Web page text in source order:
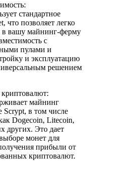
стандартное
что позволяет легко
в вашу майнинг-ферму
с
пулами и
и эксплуатацию
решением
майнинг
Scrypt, в том числе
Dogecoin, Litecoin,
других. Это дает
монет для
прибыли от
криптовалют.